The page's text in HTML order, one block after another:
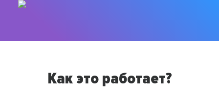
Как это работает?